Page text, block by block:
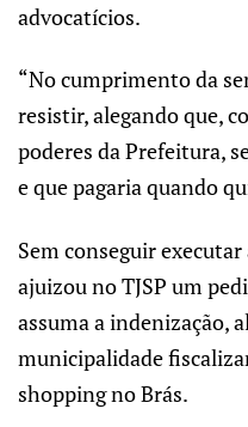
advocatícios.
“No cumprimento da
resistir, alegando que,
poderes da Prefeitura,
e que pagaria quando
Sem conseguir
ajuizou no TJSP um
assuma a indenização,
municipalidade
shopping no Brás.